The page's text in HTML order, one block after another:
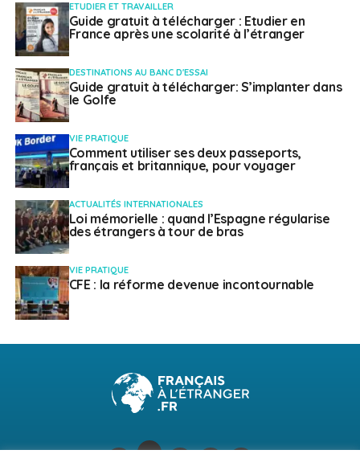
ETUDIER ET TRAVAILLER
Guide gratuit à télécharger : Etudier en
France après une scolarité à l’étranger
DESTINATIONS AU BANC D'ESSAI
Guide gratuit à télécharger: S’implanter dans
le Golfe
VIE PRATIQUE
Comment utiliser ses deux passeports,
français et britannique, pour voyager
ACTUALITÉS INTERNATIONALES
Loi mémorielle : quand l’Espagne régularise
des étrangers à tour de bras
VIE PRATIQUE
CFE : la réforme devenue incontournable